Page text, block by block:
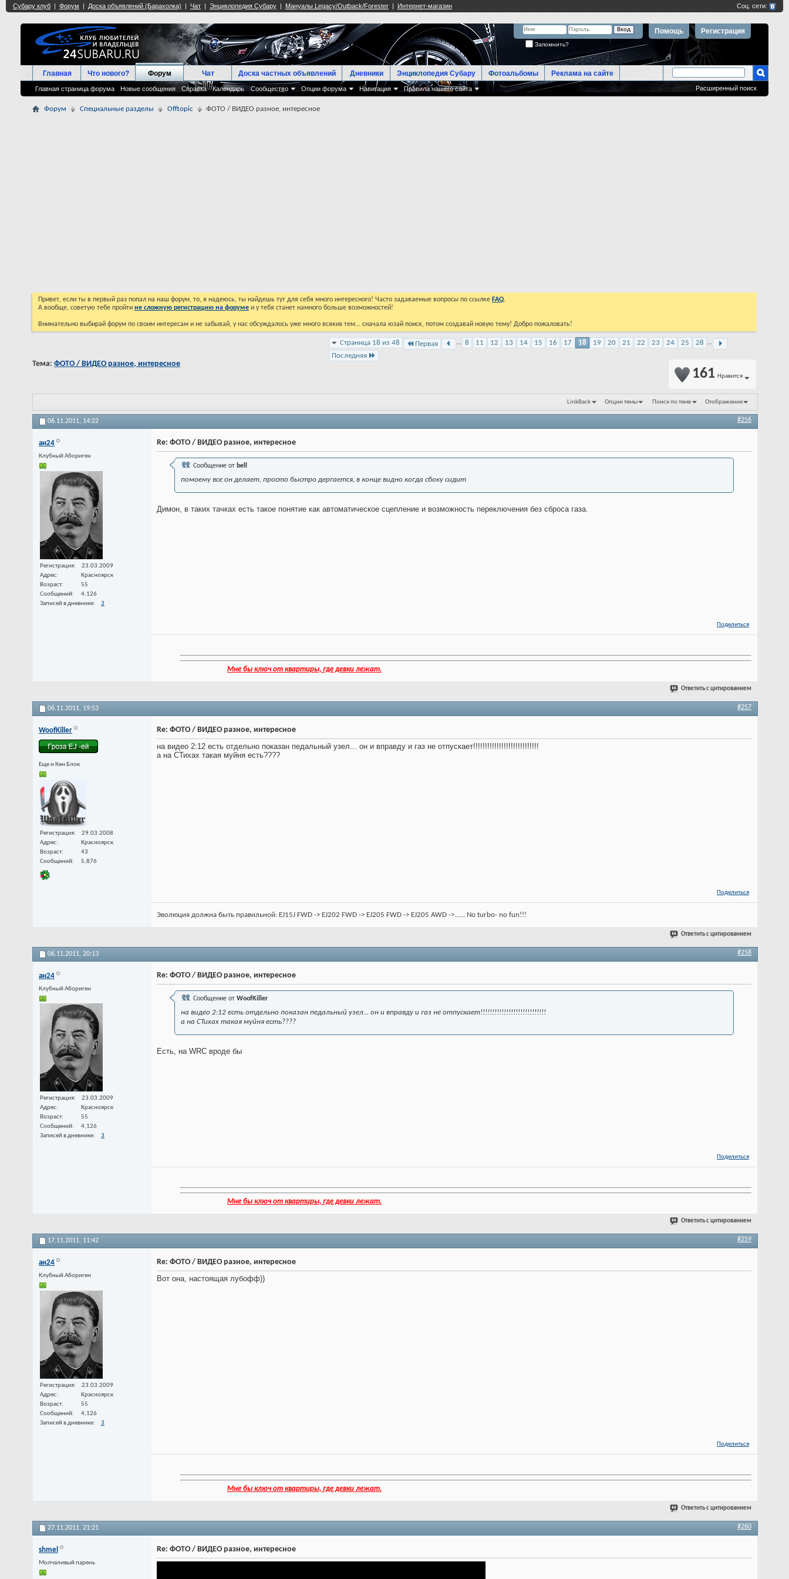
Регистрация
Помощь
Запомнить?
Главная Что нового? Форум
Главная страница форума Новые сообщения Справка Календарь Сообщество Опции форума Навигация Правила нашего сайта
Чат Доска частных объявлений Дневники Энциклопедия Субару Фотоальбомы Реклама на сайте
Расширенный поиск
Форум Специальные разделы Offtopic ФОТО / ВИДЕО разное, интересное
Привет, если ты в первый раз попал на наш форум, то, я надеюсь, ты найдешь тут для себя много интересного! Часто задаваемые вопросы по ссылке FAQ.
А вообще, советую тебе пройти не сложную регистрацию на форуме и у тебя станет намного больше возможностей!
Внимательно выбирай форум по своим интересам и не забывай, у нас обсуждалось уже много всяких тем... сначала юзай поиск, потом создавай новую тему! Добро пожаловать!
Страница 18 из 48 Первая ... 8 11 12 13 14 15 16 17 18 19 20 21 22 23 24 25 28 ...
Последняя
Показано с 256 по 270 из 717
161 Нравится
Тема: ФОТО / ВИДЕО разное, интересное
LinkBack Опции темы Поиск по теме Отображение
06.11.2011, 14:22 #256
ан24
Клубный Абориген
Регистрация
23.03.2009
Адрес
Красноярск
Возраст
55
Сообщений
4,126
Записей в дневнике
3
Re: ФОТО / ВИДЕО разное, интересное
Сообщение от bell
помоему все он делает, просто быстро дергается, в конце видно когда сбоку сидит
Димон, в таких тачках есть такое понятие как автоматическое сцепление и возможность переключения без сброса газа.
Поделиться
Мне бы ключ от квартиры, где девки лежат.
Ответить с цитированием
06.11.2011, 19:53 #257
WoofKiller
Еще и Кен Блок
Регистрация
29.03.2008
Адрес
Красноярск
Возраст
43
Сообщений
5,876
Re: ФОТО / ВИДЕО разное, интересное
на видео 2:12 есть отдельно показан педальный узел... он и вправду и газ не отпускает!!!!!!!!!!!!!!!!!!!!!!!!!!!!
а на СТихах такая муйня есть????
Поделиться
Эволюция должна быть правильной: EJ15J FWD -> EJ202 FWD -> EJ205 FWD -> EJ205 AWD ->...... No turbo- no fun!!!
Ответить с цитированием
06.11.2011, 20:13 #258
ан24
Клубный Абориген
Регистрация
23.03.2009
Адрес
Красноярск
Возраст
55
Сообщений
4,126
Записей в дневнике
3
Re: ФОТО / ВИДЕО разное, интересное
Сообщение от WoofKiller
на видео 2:12 есть отдельно показан педальный узел... он и вправду и газ не отпускает!!!!!!!!!!!!!!!!!!!!!!!!!!!!
а на СТихах такая муйня есть????
Есть, на WRC вроде бы
Поделиться
Мне бы ключ от квартиры, где девки лежат.
Ответить с цитированием
17.11.2011, 11:42 #259
ан24
Клубный Абориген
Регистрация
23.03.2009
Адрес
Красноярск
Возраст
55
Сообщений
4,126
Записей в дневнике
3
Re: ФОТО / ВИДЕО разное, интересное
Вот она, настоящая лубофф))
Поделиться
Мне бы ключ от квартиры, где девки лежат.
Ответить с цитированием
27.11.2011, 21:21 #260
shmel
Молчаливый парень
Re: ФОТО / ВИДЕО разное, интересное